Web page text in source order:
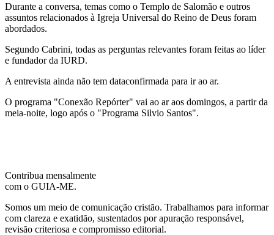
Durante a conversa, temas como o Templo de Salomão e outros
assuntos relacionados à Igreja Universal do Reino de Deus foram
abordados.
Segundo Cabrini, todas as perguntas relevantes foram feitas ao líder
e fundador da IURD.
A entrevista ainda não tem dataconfirmada para ir ao ar.
O programa "Conexão Repórter" vai ao ar aos domingos, a partir da
meia-noite, logo após o "Programa Silvio Santos".
Contribua mensalmente
com o GUIA-ME.
Somos um meio de comunicação cristão. Trabalhamos para informar
com clareza e exatidão, sustentados por apuração responsável,
revisão criteriosa e compromisso editorial.